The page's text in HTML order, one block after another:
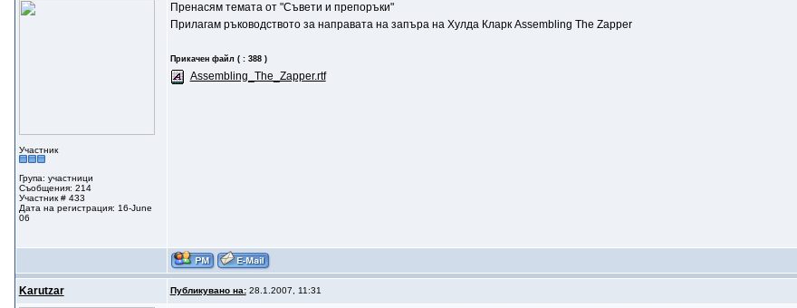
Участник
Група: участници
Съобщения: 214
Участник # 433
Дата на регистрация: 16-June
06
Пренасям темата от "Съвети и препоръки"
Прилагам ръководството за направата на запъра на Хулда Кларк Assembling The Zapper
Прикачен файл ( : 388 )
Assembling_The_Zapper.rtf
Karutzar Публикувано на:28.1.2007, 11:31